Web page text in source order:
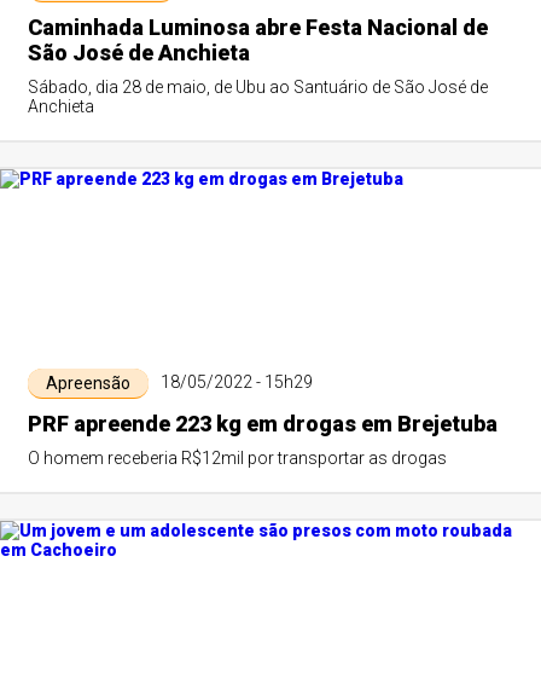
Caminhada Luminosa abre Festa Nacional de
São José de Anchieta
Sábado, dia 28 de maio, de Ubu ao Santuário de São José de
Anchieta
Apreensão 18/05/2022 - 15h29
PRF apreende 223 kg em drogas em Brejetuba
O homem receberia R$12mil por transportar as drogas